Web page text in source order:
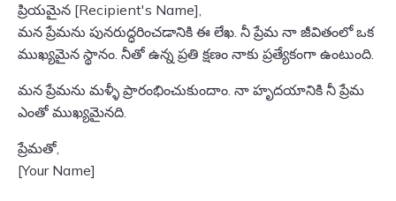
ప్రియమైన [Recipient's Name],
మన ప్రేమను పునరుద్ధరించడానికి ఈ లేఖ. నీ ప్రేమ నా జీవితంలో ఒక
ముఖ్యమైన స్థానం. నీతో ఉన్న ప్రతి క్షణం నాకు ప్రత్యేకంగా ఉంటుంది.
మన ప్రేమను మళ్ళీ ప్రారంభించుకుందాం. నా హృదయానికి నీ ప్రేమ
ఎంతో ముఖ్యమైనది.
ప్రేమతో,
[Your Name]